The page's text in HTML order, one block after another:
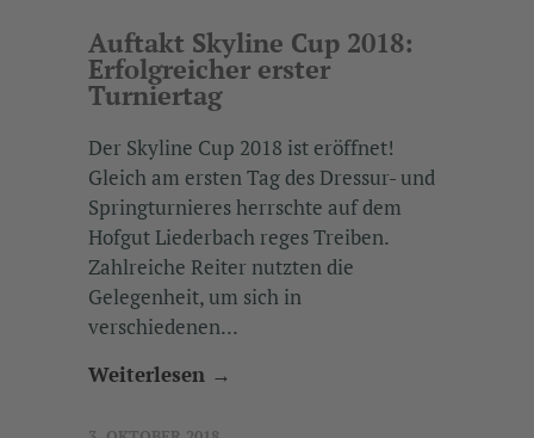
Auftakt Skyline Cup 2018:
Erfolgreicher erster
Turniertag
Der Skyline Cup 2018 ist eröffnet!
Gleich am ersten Tag des Dressur- und
Springturnieres herrschte auf dem
Hofgut Liederbach reges Treiben.
Zahlreiche Reiter nutzten die
Gelegenheit, um sich in
verschiedenen...
Weiterlesen →